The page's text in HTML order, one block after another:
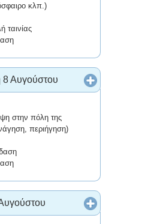
κλπ.)
ταινίας
Αυγούστου
στην πόλη της
περιήγηση)